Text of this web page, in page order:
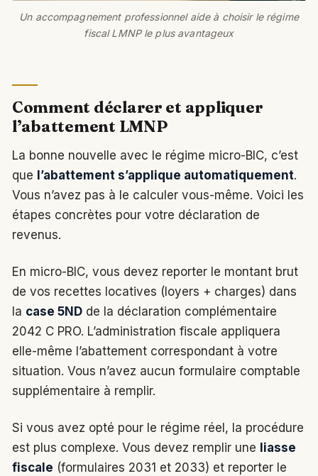
Un accompagnement professionnel aide à choisir le régime
fiscal LMNP le plus avantageux
Comment déclarer et appliquer
l’abattement LMNP
La bonne nouvelle avec le régime micro-BIC, c’est
que l’abattement s’applique automatiquement.
Vous n’avez pas à le calculer vous-même. Voici les
étapes concrètes pour votre déclaration de
revenus.
En micro-BIC, vous devez reporter le montant brut
de vos recettes locatives (loyers + charges) dans
la case 5ND de la déclaration complémentaire
2042 C PRO. L’administration fiscale appliquera
elle-même l’abattement correspondant à votre
situation. Vous n’avez aucun formulaire comptable
supplémentaire à remplir.
Si vous avez opté pour le régime réel, la procédure
est plus complexe. Vous devez remplir une liasse
fiscale (formulaires 2031 et 2033) et reporter le